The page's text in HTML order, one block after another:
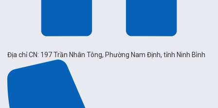
Địa chỉ CN: 197 Trần Nhân Tông, Phường Nam Định, tỉnh Ninh Bình